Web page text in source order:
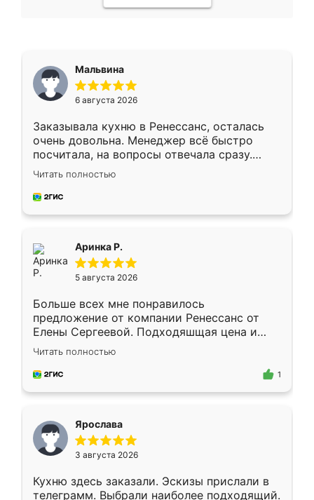
Мальвина
6 августа 2026
Заказывала кухню в Ренессанс, осталась
очень довольна. Менеджер всё быстро
посчитала, на вопросы отвечала сразу.
Замерщик приехал в субботу, подошёл к
делу со всей ответственностью. Собрали
за день, ребята работали аккуратно, даже
Читать полностью
Аринка Р.
5 августа 2026
Больше всех мне понравилось
предложение от компании Ренессанс от
Елены Сергеевой. Подходяшщая цена и
короткие сроки изготовления. Приехавший
для замера сотрудник Владислав
предложил по моему эскизу самый
Читать полностью
1
Ярослава
3 августа 2026
Кухню здесь заказали. Эскизы прислали в
телеграмм. Выбрали наиболее подходящий.